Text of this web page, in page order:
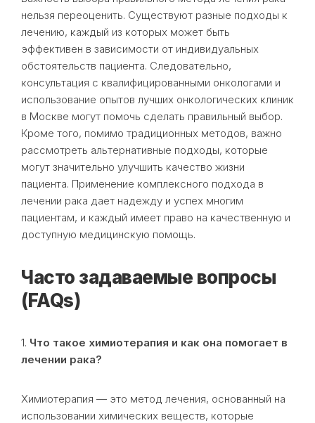
нельзя переоценить. Существуют разные подходы к
лечению, каждый из которых может быть
эффективен в зависимости от индивидуальных
обстоятельств пациента. Следовательно,
консультация с квалифицированными онкологами и
использование опытов лучших онкологических клиник
в Москве могут помочь сделать правильный выбор.
Кроме того, помимо традиционных методов, важно
рассмотреть альтернативные подходы, которые
могут значительно улучшить качество жизни
пациента. Применение комплексного подхода в
лечении рака дает надежду и успех многим
пациентам, и каждый имеет право на качественную и
доступную медицинскую помощь.
Часто задаваемые вопросы
(FAQs)
1. Что такое химиотерапия и как она помогает в
лечении рака?
Химиотерапия — это метод лечения, основанный на
использовании химических веществ, которые